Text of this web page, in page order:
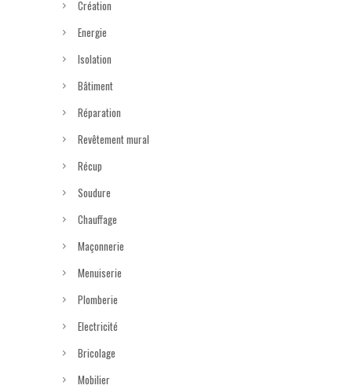
Création
Energie
Isolation
Bâtiment
Réparation
Revêtement mural
Récup
Soudure
Chauffage
Maçonnerie
Menuiserie
Plomberie
Electricité
Bricolage
Mobilier